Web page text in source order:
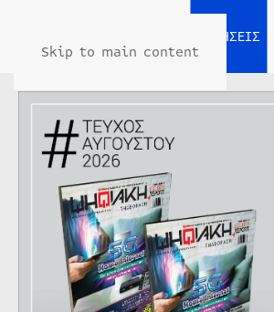
Skip to main content
ΕΙΔΗΣΕΙΣ